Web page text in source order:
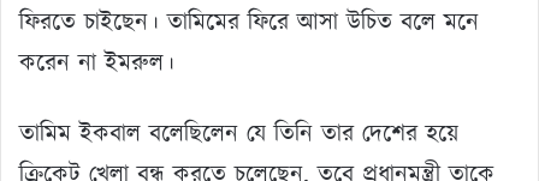
ফিরতে চাইছেন। তামিমের ফিরে আসা উচিত বলে মনে
করেন না ইমরুল।
তামিম ইকবাল বলেছিলেন যে তিনি তার দেশের হয়ে